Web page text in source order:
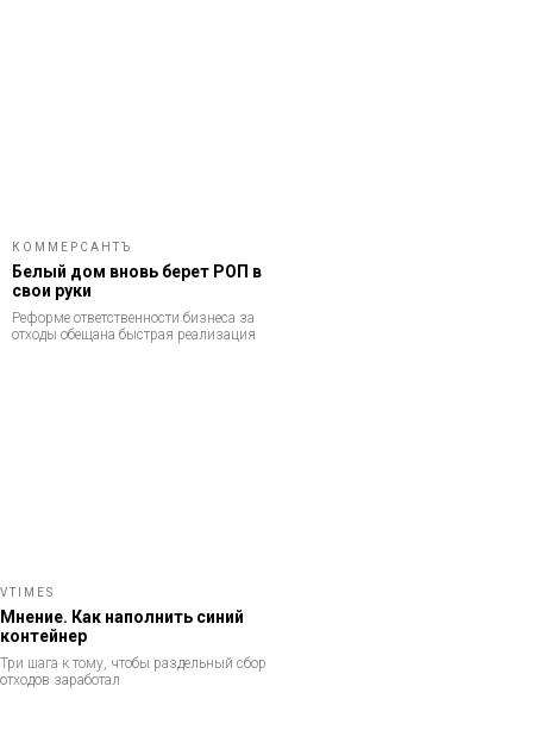
КОММЕРСАНТЪ
Белый дом вновь берет РОП в
свои руки
Реформе ответственности бизнеса за
отходы обещана быстрая реализация
VTIMES
Мнение. Как наполнить синий
контейнер
Три шага к тому, чтобы раздельный сбор
отходов заработал